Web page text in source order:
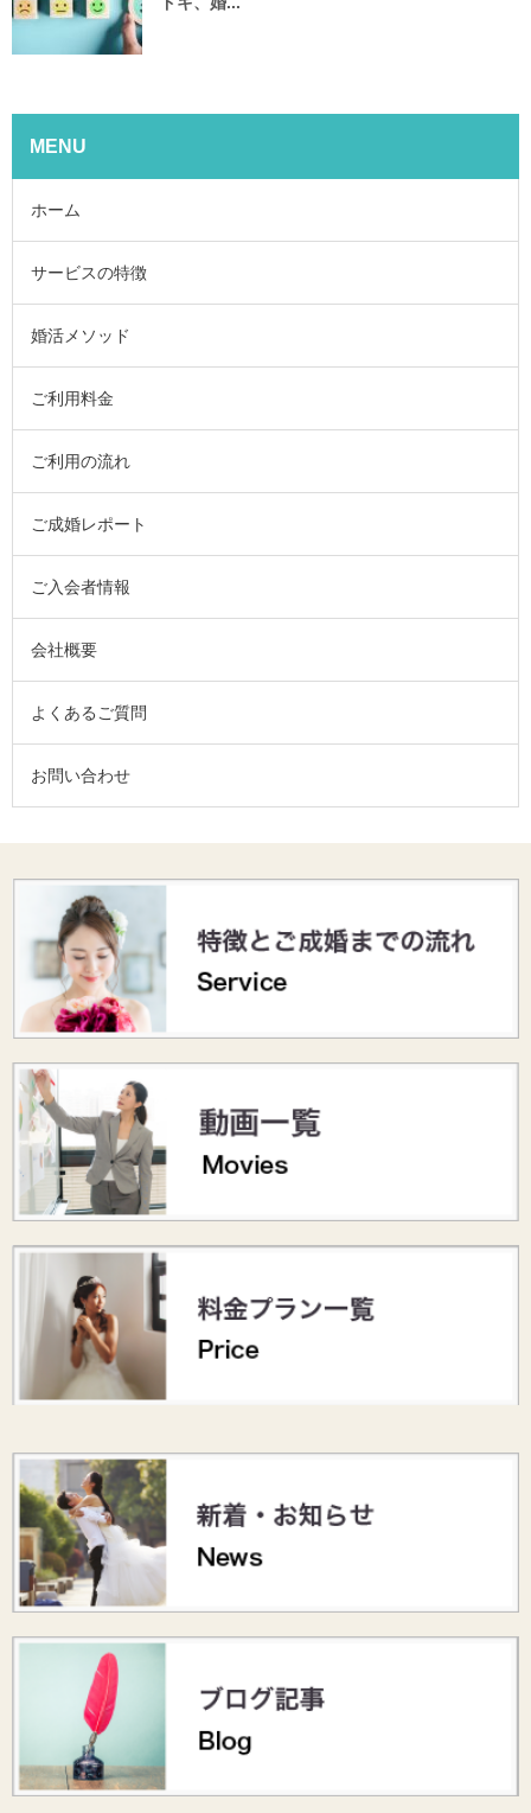
MENU
ホーム
サービスの特徴
婚活メソッド
ご利用料金
ご利用の流れ
ご成婚レポート
ご入会者情報
会社概要
よくあるご質問
お問い合わせ